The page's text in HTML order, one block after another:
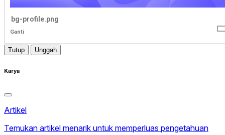
bg-profile.png
Ganti
Tutup Unggah
Karya
Artikel
Temukan artikel menarik untuk memperluas pengetahuan